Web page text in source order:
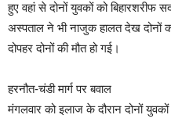
हुए वहां से दोनों युवकों को बिहारशरीफ
अस्पताल ने भी नाजुक हालत देख दोनों
दोपहर दोनों की मौत हो गई।
हरनौत-चंडी मार्ग पर बवाल
मंगलवार को इलाज के दौरान दोनों